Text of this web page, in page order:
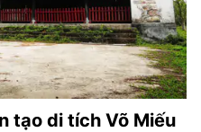
tạo di tích Võ Miếu